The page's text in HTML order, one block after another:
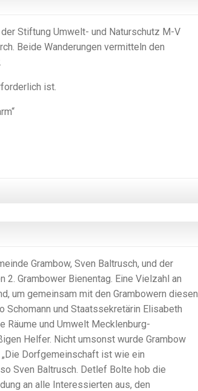
Stiftung Umwelt- und Naturschutz M-V
Beide Wanderungen vermitteln den
ist.
Grambow, Sven Baltrusch, und der
Grambower Bienentag. Eine Vielzahl an
um gemeinsam mit den Grambowern diesen
Schomann und Staatssekretärin Elisabeth
Räume und Umwelt Mecklenburg-
Helfer. Nicht umsonst wurde Grambow
Dorfgemeinschaft ist wie ein
Sven Baltrusch. Detlef Bolte hob die
an alle Interessierten aus, den